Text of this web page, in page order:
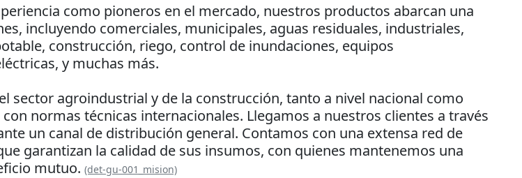
como pioneros en el mercado, nuestros productos abarcan una
incluyendo comerciales, municipales, aguas residuales, industriales,
construcción, riego, control de inundaciones, equipos
y muchas más.
sector agroindustrial y de la construcción, tanto a nivel nacional como
normas técnicas internacionales. Llegamos a nuestros clientes a través
un canal de distribución general. Contamos con una extensa red de
garantizan la calidad de sus insumos, con quienes mantenemos una
mutuo. (det-gu-001_mision)